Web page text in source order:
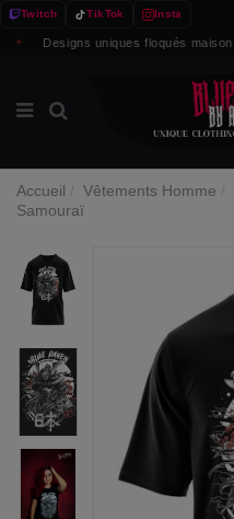
Twitch TikTok Insta
Designs uniques floqués maison
Accueil Vêtements Homme
Samouraï